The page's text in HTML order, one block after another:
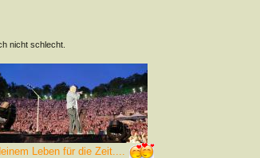
nicht schlecht.
Leben für die Zeit....